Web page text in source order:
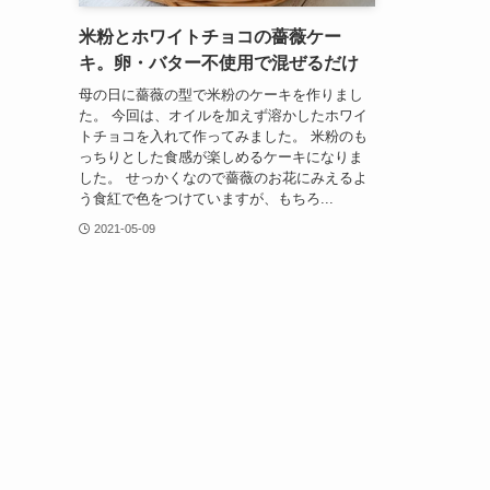
米粉とホワイトチョコの薔薇ケー
キ。卵・バター不使用で混ぜるだけ
母の日に薔薇の型で米粉のケーキを作りまし
た。 今回は、オイルを加えず溶かしたホワイ
トチョコを入れて作ってみました。 米粉のも
っちりとした食感が楽しめるケーキになりま
した。 せっかくなので薔薇のお花にみえるよ
う食紅で色をつけていますが、もちろ...
2021-05-09